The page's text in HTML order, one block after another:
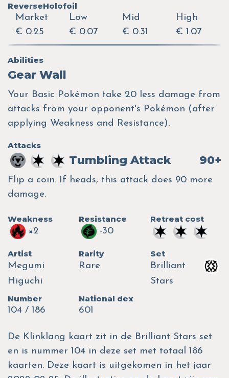
ReverseHolofoil
Market
€ 0.25
Low
€ 0.07
Mid
€ 0.31
High
€ 1.07
Abilities
Gear Wall
Your Basic Pokémon take 20 less damage from
attacks from your opponent's Pokémon (after
applying Weakness and Resistance).
Attacks
Tumbling Attack 90+
Flip a coin. If heads, this attack does 90 more
damage.
Weakness
×2
Resistance
-30
Retreat cost
Artist
Megumi
Higuchi
Rarity
Rare
Set
Brilliant
Stars
Number
104 / 186
National dex
601
De Klinklang kaart zit in de Brilliant Stars set
en is nummer 104 in deze set met totaal 186
kaarten. Deze kaart is uitgekomen in het jaar